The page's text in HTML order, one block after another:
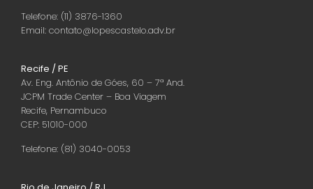
Telefone: (11) 3876-1360
Email: contato@lopescastelo.adv.br
Recife / PE
Av. Eng. Antônio de Góes, 60 – 7ª And.
JCPM Trade Center – Boa Viagem
Recife, Pernambuco
CEP: 51010-000
Telefone: (81) 3040-0053